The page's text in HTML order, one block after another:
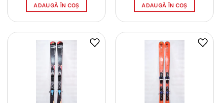
ADAUGĂ ÎN COȘ ADAUGĂ ÎN COȘ